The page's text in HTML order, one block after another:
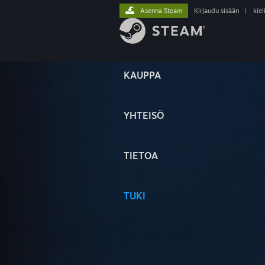
KAUPPA
YHTEISÖ
TIETOA
TUKI
Asenna Steam Kirjaudu sisään kieli